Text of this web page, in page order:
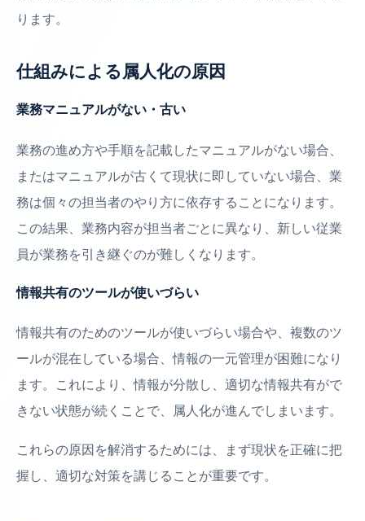
ります。
仕組みによる属人化の原因
業務マニュアルがない・古い
業務の進め方や手順を記載したマニュアルがない場合、
またはマニュアルが古くて現状に即していない場合、業
務は個々の担当者のやり方に依存することになります。
この結果、業務内容が担当者ごとに異なり、新しい従業
員が業務を引き継ぐのが難しくなります。
情報共有のツールが使いづらい
情報共有のためのツールが使いづらい場合や、複数のツ
ールが混在している場合、情報の一元管理が困難になり
ます。これにより、情報が分散し、適切な情報共有がで
きない状態が続くことで、属人化が進んでしまいます。
これらの原因を解消するためには、まず現状を正確に把
握し、適切な対策を講じることが重要です。